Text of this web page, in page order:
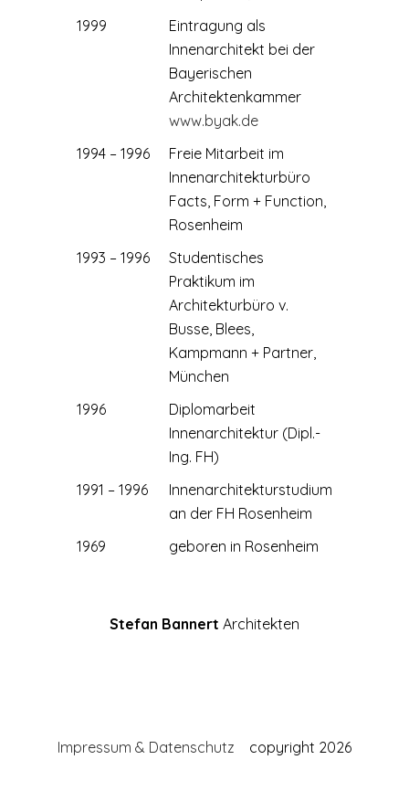
1999
Eintragung als
Innenarchitekt bei der
Bayerischen
Architektenkammer
www.byak.de
1994 – 1996
Freie Mitarbeit im
Innenarchitekturbüro
Facts, Form + Function,
Rosenheim
1993 – 1996
Studentisches
Praktikum im
Architekturbüro v.
Busse, Blees,
Kampmann + Partner,
München
1996
Diplomarbeit
Innenarchitektur (Dipl.-
Ing. FH)
1991 – 1996
Innenarchitekturstudium
an der FH Rosenheim
1969
geboren in Rosenheim
Stefan Bannert Architekten
Impressum & Datenschutz copyright 2026